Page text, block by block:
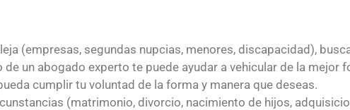
(empresas, segundas nupcias, menores, discapacidad),
un abogado experto te puede ayudar a vehicular de la mejor
cumplir tu voluntad de la forma y manera que deseas.
(matrimonio, divorcio, nacimiento de hijos,